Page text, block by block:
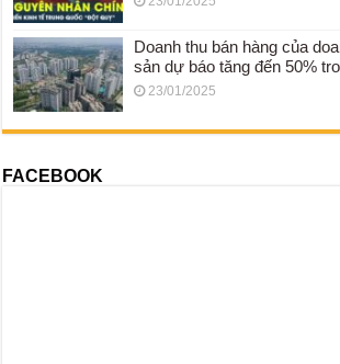
Doanh thu bán hàng của
sản dự báo tăng đến 50%
23/01/2025
FACEBOOK